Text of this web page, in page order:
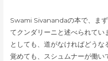
Swami Sivanandaの本で、ま
てクンダリーニと述べられてい
としても、道がなければどうな
覚めても、スシュムナーが働い